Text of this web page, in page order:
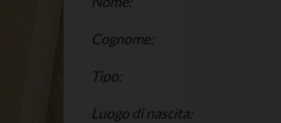
Cognome:
Tipo:
Luogo di nascita: